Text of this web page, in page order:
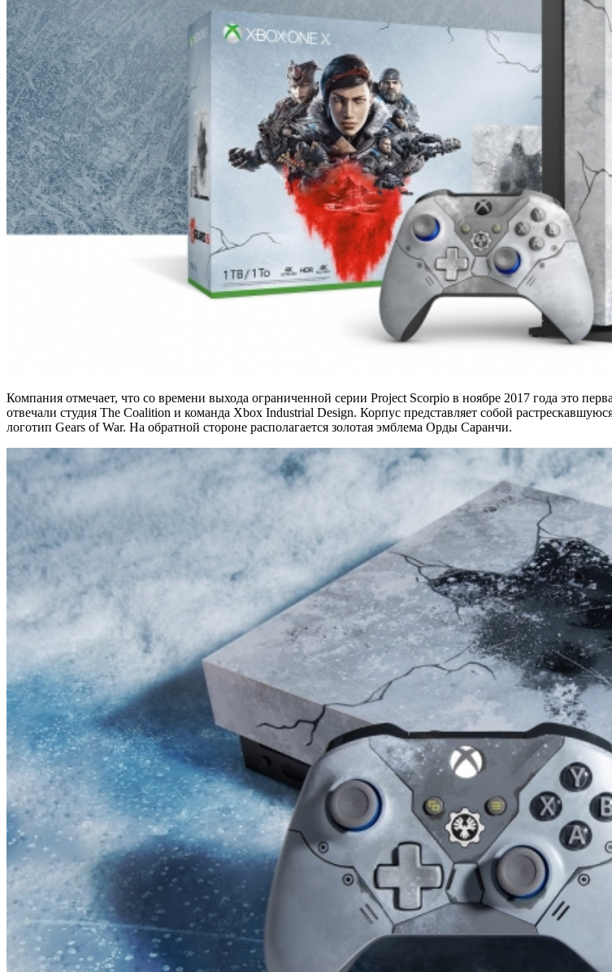
Компания отмечает, что со времени выхода ограниченной серии Project Scorpio в ноябре 2017 года это
отвечали студия The Coalition и команда Xbox Industrial Design. Корпус представляет собой
логотип Gears of War. На обратной стороне располагается золотая эмблема Орды Саранчи.